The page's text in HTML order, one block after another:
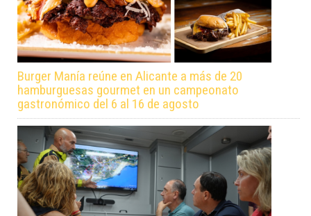
Burger Manía reúne en Alicante a más de 20
hamburguesas gourmet en un campeonato
gastronómico del 6 al 16 de agosto